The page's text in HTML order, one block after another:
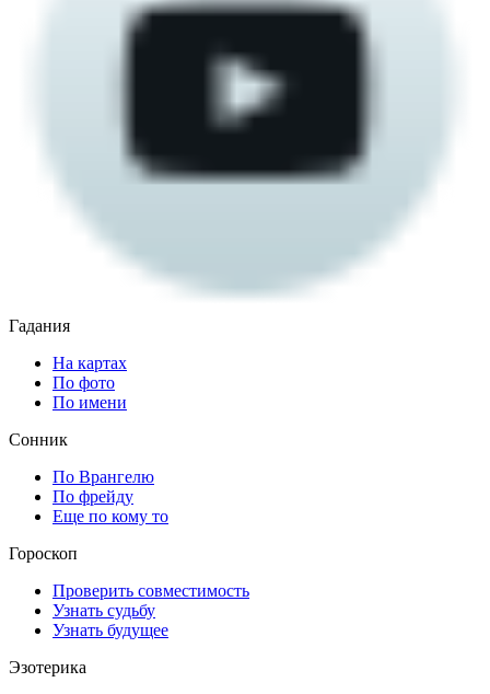
Гадания
На картах
По фото
По имени
Сонник
По Врангелю
По фрейду
Еще по кому то
Гороскоп
Проверить совместимость
Узнать судьбу
Узнать будущее
Эзотерика